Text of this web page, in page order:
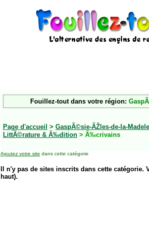
Fouillez-tout dans votre région:
Page d'accueil > GaspÃ©sie-ÃŽles-de-la-
LittÃ©rature & Ã‰dition > Ã‰crivains
Ajoutez votre site dans cette catégorie
Il n'y pas de sites inscrits dans cette
haut).